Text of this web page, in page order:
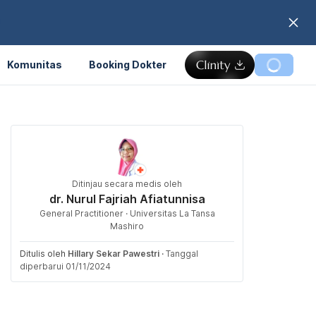
Komunitas Booking Dokter
Ditinjau secara medis oleh
dr. Nurul Fajriah Afiatunnisa
General Practitioner · Universitas La Tansa
Mashiro
Ditulis oleh Hillary Sekar Pawestri · Tanggal
diperbarui 01/11/2024